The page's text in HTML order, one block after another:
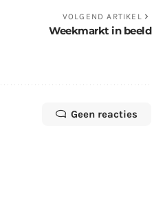
VOLGEND ARTIKEL
Weekmarkt in beeld
Geen reacties